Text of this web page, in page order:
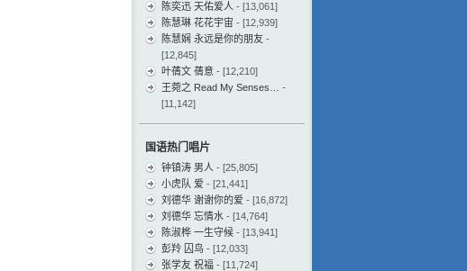
陈奕迅 天佑爱人 - [13,061]
陈慧琳 花花宇宙 - [12,939]
陈慧娴 永远是你的朋友 -
[12,845]
叶蒨文 蒨意 - [12,210]
王菀之 Read My Senses…
-
[11,142]
国语热门唱片
钟镇涛 男人 - [25,805]
小虎队 爱 - [21,441]
刘德华 谢谢你的爱 - [16,872]
刘德华 忘情水 - [14,764]
陈淑桦 一生守候 - [13,941]
彭羚 囚鸟 - [12,033]
张学友 祝福 - [11,724]